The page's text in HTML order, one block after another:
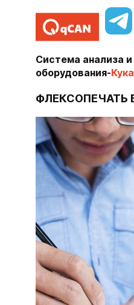
Система анализа
оборудования-
ФЛЕКСОПЕЧАТЬ